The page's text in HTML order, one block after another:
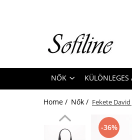
Táskák és retikülök
NŐK KÜLÖNLEGES
Home / Nők / Fekete David
-36%